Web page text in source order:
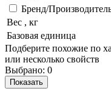
Бренд/
Вес , кг
Базовая единица
Подберите похожие по
или несколько свойств
Выбрано: 0
Показать